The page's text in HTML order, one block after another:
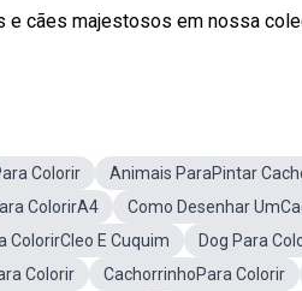
cães majestosos em nossa
Colorir Animais ParaPintar
ColorirA4 Como Desenhar
ColorirCleo E Cuquim Dog Para
Colorir CachorrinhoPara Colorir